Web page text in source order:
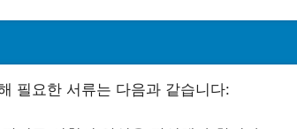
필요한 서류는 다음과 같습니다: